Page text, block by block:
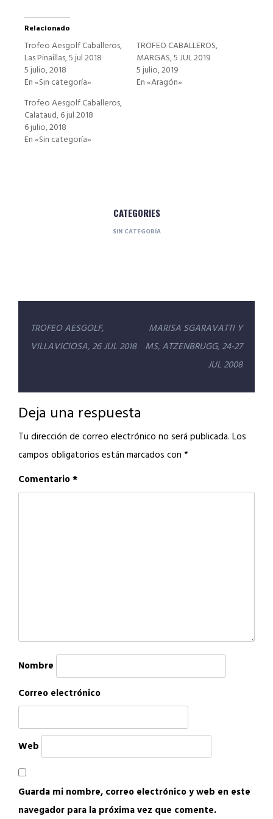
Relacionado
Trofeo Aesgolf Caballeros,
Las Pinaillas, 5 jul 2018
5 julio, 2018
En «Sin categoría»
TROFEO CABALLEROS,
MARGAS, 5 JUL 2019
5 julio, 2019
En «Aragón»
Trofeo Aesgolf Caballeros,
Calataud, 6 jul 2018
6 julio, 2018
En «Sin categoría»
CATEGORIES
SIN CATEGORÍA
Navegación
de
TROFEO AESGOLF,
VILLAVICIOSA, 26 JUL 2018
MARISA SGARAVATTI Y
MS, ATZENBRUGG, 24-27
JUL 2008
Deja una respuesta
Tu dirección de correo electrónico no será publicada. Los
campos obligatorios están marcados con *
Comentario*
Nombre
Correo electrónico
Web
Guarda mi nombre, correo electrónico y web en este
navegador para la próxima vez que comente.